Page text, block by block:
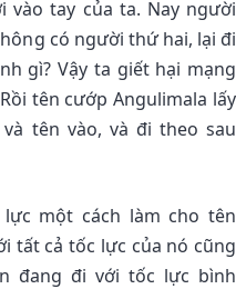
vào tay của ta. Nay người
có người thứ hai, lại đi
gì? Vậy ta giết hại mạng
tên cướp Angulimala lấy
tên vào, và đi theo sau
một cách làm cho tên
tất cả tốc lực của nó cũng
đang đi với tốc lực bình